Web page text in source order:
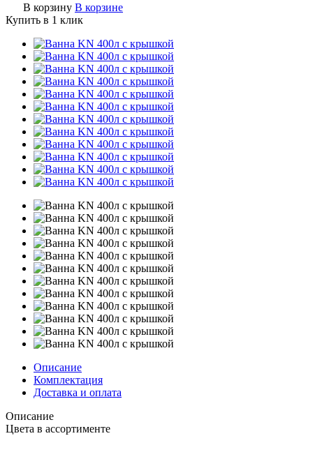
В корзину В корзине
Купить в 1 клик
Описание
Комплектация
Доставка и оплата
Описание
Цвета в ассортименте